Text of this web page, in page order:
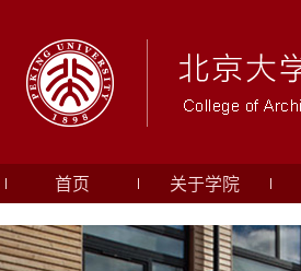
首页 关于学院